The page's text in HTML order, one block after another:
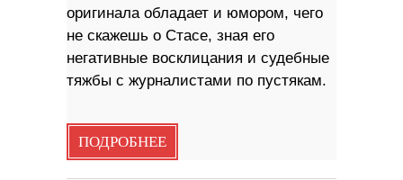
оригинала обладает и юмором, чего
не скажешь о Стасе, зная его
негативные восклицания и судебные
тяжбы с журналистами по пустякам.
ПОДРОБНЕЕ